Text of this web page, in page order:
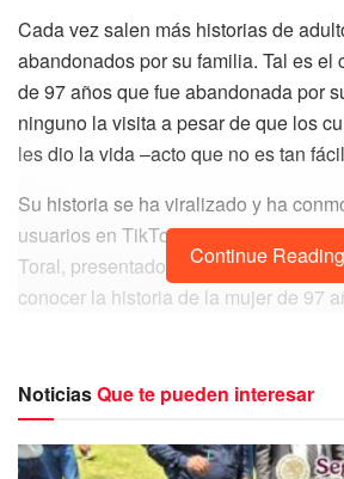
Cada vez salen más historias de
abandonados por su familia. Tal es el
de 97 años que fue abandonada por
ninguno la visita a pesar de que los
les dio la vida –acto que no es tan
Su historia se ha viralizado y ha
usuarios en TikTok. Fue a través de
Toral, presentador de televisión, en
conocer la historia de la mujer de 97
De acuerdo con el testimonio de la
Méndez Jiménez, ella vive en
gatitos y un perrito. Contó que a
Continue Reading
NoticiasQue te pueden interesar